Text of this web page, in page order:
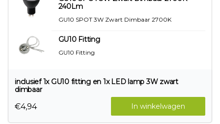
240Lm
GU10 SPOT 3W Zwart Dimbaar 2700K
GU10 Fitting
GU10 Fitting
inclusief 1x GU10 fitting en 1x LED lamp 3W zwart
dimbaar
In winkelwagen
€4,94